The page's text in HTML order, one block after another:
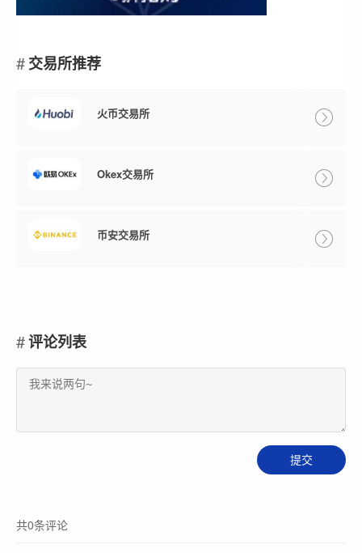
交易所推荐
火币交易所
Okex交易所
币安交易所
评论列表
共0条评论